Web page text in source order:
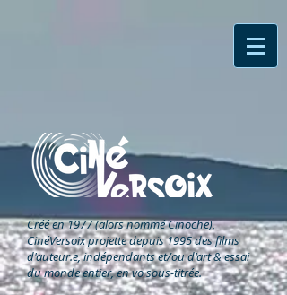
Créé en 1977 (alors nommé Cinoche),
CinéVersoixprojette depuis 1995 des films
d'auteur.e, indépendants et/ou d'art & essai
du monde entier, en vo sous-titrée.